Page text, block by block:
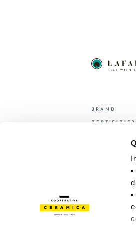
BRAND
© 2026 -